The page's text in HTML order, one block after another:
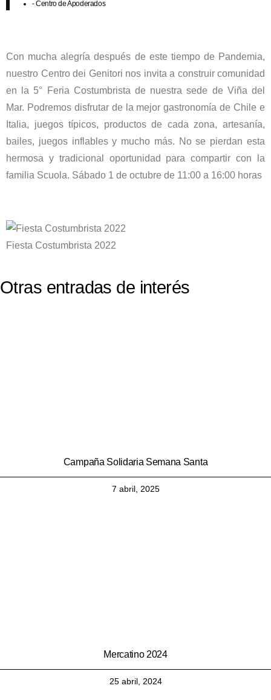
Con mucha alegría después de este tiempo de Pandemia,
nuestro Centro dei Genitori nos invita a construir comunidad
en la 5° Feria Costumbrista de nuestra sede de Viña del
Mar. Podremos disfrutar de la mejor gastronomía de Chile e
Italia, juegos típicos, productos de cada zona, artesanía,
bailes, juegos inflables y mucho más. No se pierdan esta
hermosa y tradicional oportunidad para compartir con la
familia Scuola. Sábado 1 de octubre de 11:00 a 16:00 horas
Fiesta Costumbrista 2022
-Centro de Apoderados
Otras entradas de interés
Campaña Solidaria Semana Santa
7 abril, 2025
Mercatino 2024
25 abril, 2024